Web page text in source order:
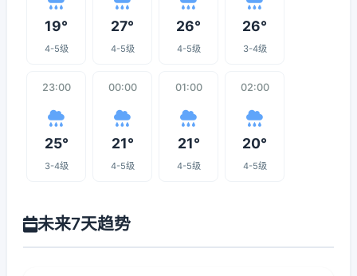
19°
4-5级
27°
4-5级
26°
4-5级
26°
3-4级
23:00
25°
3-4级
00:00
21°
4-5级
01:00
21°
4-5级
02:00
20°
4-5级
未来7天趋势